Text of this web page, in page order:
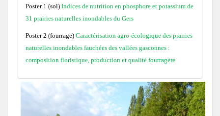
Poster 1 (sol) Indices de nutrition en phosphore et potassium de
31 prairies naturelles inondables du Gers
Poster 2 (fourrage) Caractérisation agro-écologique des prairies
naturelles inondables fauchées des vallées gasconnes :
composition floristique, production et qualité fourragère